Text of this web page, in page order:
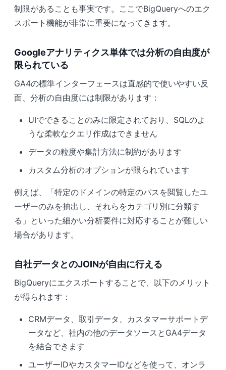
制限があることも事実です。ここでBigQueryへのエク
スポート機能が非常に重要になってきます。
Googleアナリティクス単体では分析の自由度が
限られている
GA4の標準インターフェースは直感的で使いやすい反
面、分析の自由度には制限があります：
UIでできることのみに限定されており、SQLのよ
うな柔軟なクエリ作成はできません
データの粒度や集計方法に制約があります
カスタム分析のオプションが限られています
例えば、「特定のドメインの特定のパスを閲覧したユ
ーザーのみを抽出し、それらをカテゴリ別に分類す
る」といった細かい分析要件に対応することが難しい
場合があります。
自社データとのJOINが自由に行える
BigQueryにエクスポートすることで、以下のメリット
が得られます：
CRMデータ、取引データ、カスタマーサポートデ
ータなど、社内の他のデータソースとGA4データ
を結合できます
ユーザーIDやカスタマーIDなどを使って、オンラ